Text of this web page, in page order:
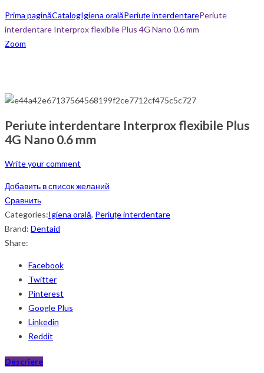
Prima paginăCatalogIgiena oralăPeriuțe interdentarePeriute
interdentare Interprox flexibile Plus 4G Nano 0.6 mm
Zoom
Periute interdentare Interprox flexibile Plus
4G Nano 0.6 mm
Write your comment
Добавить в список желаний
Сравнить
Categories:Igiena orală, Periuțe interdentare
Brand: Dentaid
Share:
Facebook
Twitter
Pinterest
Google Plus
Linkedin
Reddit
Descriere